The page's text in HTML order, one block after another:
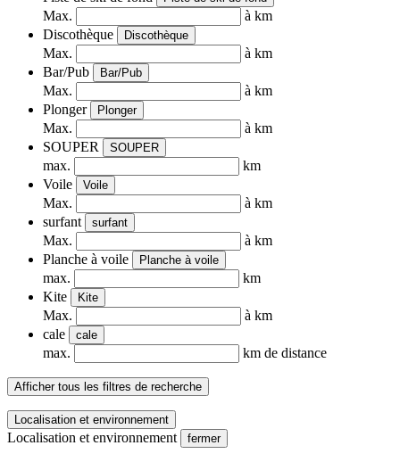
Max.
à km
Discothèque
Discothèque
Max.
à km
Bar/Pub
Bar/Pub
Max.
à km
Plonger
Plonger
Max.
à km
SOUPER
SOUPER
max.
km
Voile
Voile
Max.
à km
surfant
surfant
Max.
à km
Planche à voile
Planche à voile
max.
km
Kite
Kite
Max.
à km
cale
cale
max. km de distance
Afficher tous les filtres de recherche
Localisation et environnement
Localisation et environnement fermer